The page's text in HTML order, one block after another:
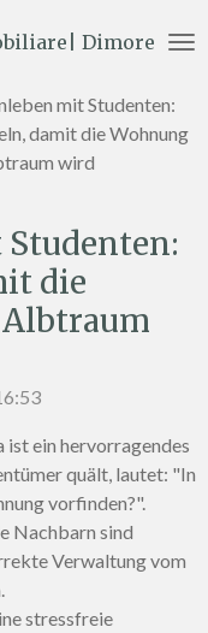
Dimore e
mit Studenten:
damit die Wohnung
wird
die
ist ein hervorragendes
quält, lautet: "In
vorfinden?".
Nachbarn sind
Verwaltung vom
stressfreie